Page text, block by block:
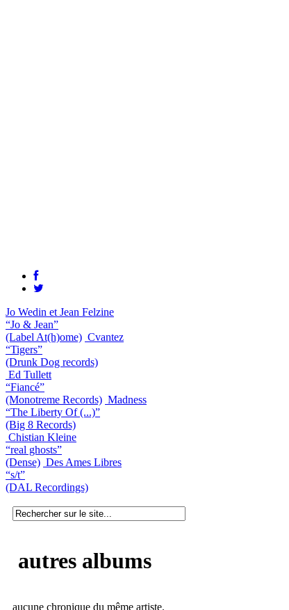
Jo Wedin et Jean Felzine
“Jo & Jean”
(Label At(h)ome) Cvantez
“Tigers”
(Drunk Dog records)
Ed Tullett
“Fiancé”
(Monotreme Records) Madness
“The Liberty Of (...)”
(Big 8 Records)
Chistian Kleine
“real ghosts”
(Dense) Des Ames Libres
“s/t”
(DAL Recordings)
autres albums
aucune chronique du même artiste.